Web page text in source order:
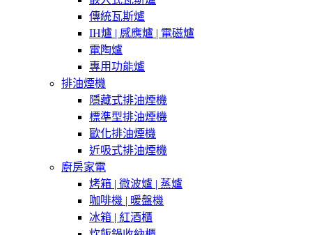
傳統瓦斯爐
IH爐 | 感應爐 | 電磁爐
電陶爐
專用功能爐
排油煙機
隱藏式排油煙機
標準型排油煙機
歐化排油煙機
近吸式排油煙機
廚房家電
烤箱 | 微波爐 | 蒸爐
咖啡機 | 暖盤機
冰箱 | 紅酒櫃